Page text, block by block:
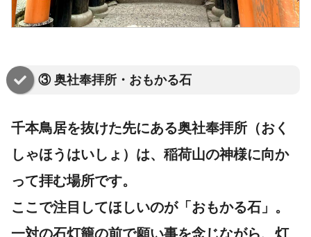
③ 奥社奉拝所・おもかる石
千本鳥居を抜けた先にある奥社奉拝所（おく
しゃほうはいしょ） は、稲荷山の神様に向か
って拝む場所です。
ここで注目してほしいのが「おもかる石」 。
一対の石灯籠の前で願い事を念じながら、灯